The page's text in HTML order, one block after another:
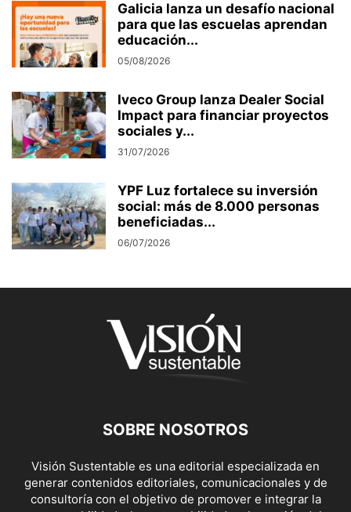
Galicia lanza un desafío nacional
para que las escuelas aprendan
educación...
05/08/2026
Iveco Group lanza Dealer Social
Impact para financiar proyectos
sociales y...
31/07/2026
YPF Luz fortalece su inversión
social: más de 8.000 personas
beneficiadas...
06/07/2026
SOBRE NOSOTROS
Visión Sustentable es una editorial especializada en
generar contenidos editoriales, comunicacionales y de
consultoría con el objetivo de promover e integrar la